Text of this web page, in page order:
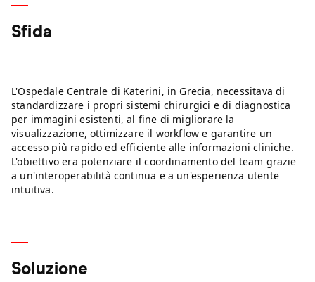
Sfida
L'Ospedale Centrale di Katerini, in Grecia, necessitava di
standardizzare i propri sistemi chirurgici e di diagnostica
per immagini esistenti, al fine di migliorare la
visualizzazione, ottimizzare il workflow e garantire un
accesso più rapido ed efficiente alle informazioni cliniche.
L'obiettivo era potenziare il coordinamento del team grazie
a un'interoperabilità continua e a un'esperienza utente
intuitiva.
Soluzione